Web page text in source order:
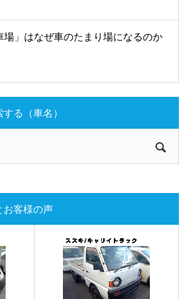
場」はなぜ車のたまり場になるのか
る（車名）
お客様の声